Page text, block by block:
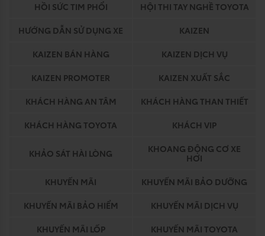
HỒI SỨC TIM PHỔI
HỘI THI TAY NGHỀ TOYOTA
HƯỚNG DẪN SỬ DỤNG XE
KAIZEN
KAIZEN BÁN HÀNG
KAIZEN DỊCH VỤ
KAIZEN PROMOTER
KAIZEN XUẤT SẮC
KHÁCH HÀNG AN TÂM
KHÁCH HÀNG THAN THIẾT
KHÁCH HÀNG TOYOTA
KHÁCH VIP
KHẢO SÁT HÀI LÒNG
KHOANG ĐỘNG CƠ XE
HƠI
KHUYẾN MÃI
KHUYẾN MÃI BẢO DƯỠNG
KHUYẾN MÃI BẢO HIỂM
KHUYẾN MÃI DỊCH VỤ
KHUYẾN MÃI LỐP
KHUYẾN MÃI TOYOTA